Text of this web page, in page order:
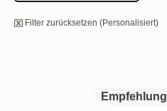
Filter zurücksetzen (Personalisiert)
Empfehlung